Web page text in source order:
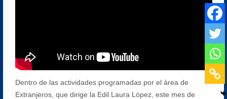
Dentro de las actividades programadas por el área de
Extranjeros, que dirige la Edil Laura López, este mes de